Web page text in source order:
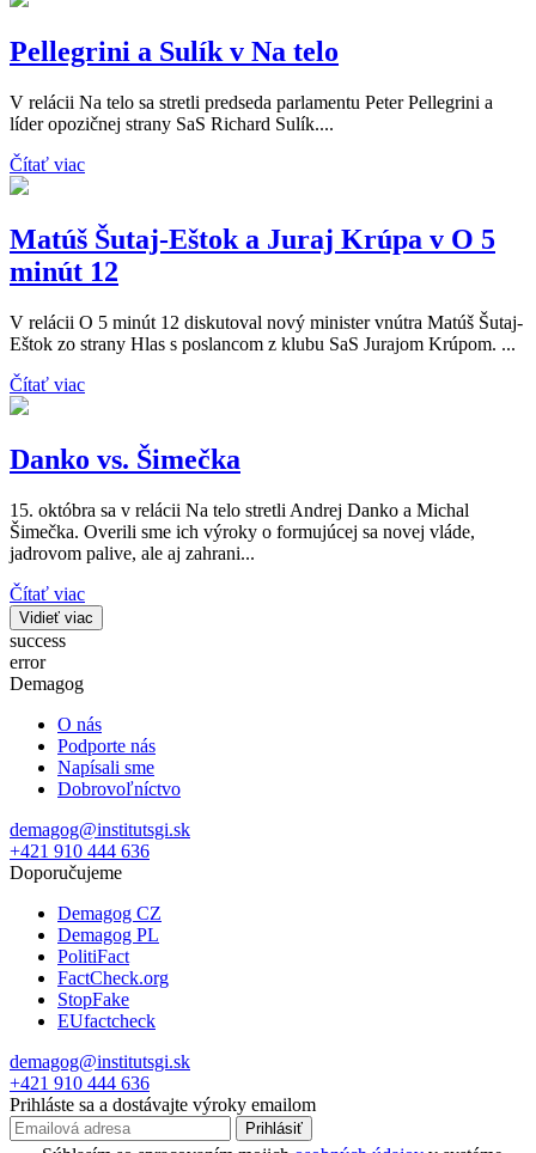
Pellegrini a Sulík v Na telo
V relácii Na telo sa stretli predseda parlamentu Peter Pellegrini a
líder opozičnej strany SaS Richard Sulík....
Čítať viac
Matúš Šutaj-Eštok a Juraj Krúpa v O 5
minút 12
V relácii O 5 minút 12 diskutoval nový minister vnútra Matúš Šutaj-
Eštok zo strany Hlas s poslancom z klubu SaS Jurajom Krúpom. ...
Čítať viac
Danko vs. Šimečka
15. októbra sa v relácii Na telo stretli Andrej Danko a Michal
Šimečka. Overili sme ich výroky o formujúcej sa novej vláde,
jadrovom palive, ale aj zahrani...
Čítať viac
Vidieť viac
success
error
Demagog
O nás
Podporte nás
Napísali sme
Dobrovoľníctvo
demagog@institutsgi.sk
+421 910 444 636
Doporučujeme
Demagog CZ
Demagog PL
PolitiFact
FactCheck.org
StopFake
EUfactcheck
demagog@institutsgi.sk
+421 910 444 636
Prihláste sa a dostávajte výroky emailom
Prihlásiť